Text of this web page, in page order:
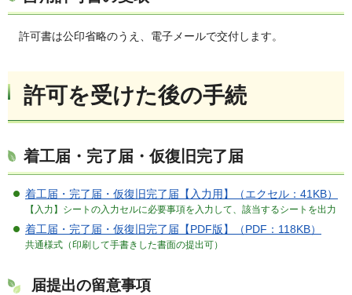
許可書は公印省略のうえ、電子メールで交付します。
許可を受けた後の手続
着工届・完了届・仮復旧完了届
着工届・完了届・仮復旧完了届【入力用】（エクセル：41KB）
【入力】シートの入力セルに必要事項を入力して、該当するシートを出力
着工届・完了届・仮復旧完了届【PDF版】（PDF：118KB）
共通様式（印刷して手書きした書面の提出可）
届提出の留意事項